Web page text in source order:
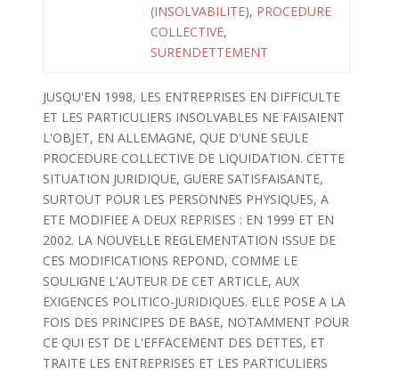
(INSOLVABILITE), PROCEDURE
COLLECTIVE,
SURENDETTEMENT
JUSQU'EN 1998, LES ENTREPRISES EN DIFFICULTE
ET LES PARTICULIERS INSOLVABLES NE FAISAIENT
L'OBJET, EN ALLEMAGNE, QUE D'UNE SEULE
PROCEDURE COLLECTIVE DE LIQUIDATION. CETTE
SITUATION JURIDIQUE, GUERE SATISFAISANTE,
SURTOUT POUR LES PERSONNES PHYSIQUES, A
ETE MODIFIEE A DEUX REPRISES : EN 1999 ET EN
2002. LA NOUVELLE REGLEMENTATION ISSUE DE
CES MODIFICATIONS REPOND, COMME LE
SOULIGNE L'AUTEUR DE CET ARTICLE, AUX
EXIGENCES POLITICO-JURIDIQUES. ELLE POSE A LA
FOIS DES PRINCIPES DE BASE, NOTAMMENT POUR
CE QUI EST DE L'EFFACEMENT DES DETTES, ET
TRAITE LES ENTREPRISES ET LES PARTICULIERS